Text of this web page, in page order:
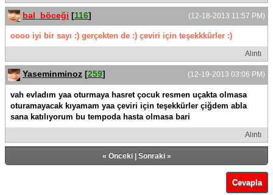
(12-18-2013 11:57 PM)
bal_böceği [116]
oooo iyi bir sayı :) gerçekten de :) çeviri için teşekkkürler :)
Alıntı
(12-19-2013 03:06 PM)
Yaseminminoz [259]
vah evladım yaa oturmaya hasret çocuk resmen uçakta olmasa
oturamayacak kıyamam yaa çeviri için teşekkürler çiğdem abla
sana katılıyorum bu tempoda hasta olmasa bari
Alıntı
« Önceki| Sonraki»
Cevapla